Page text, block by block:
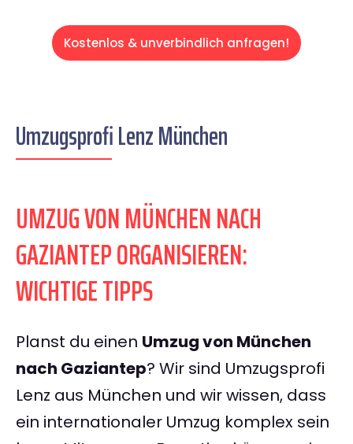
Kostenlos & unverbindlich anfragen!
Umzugsprofi Lenz München
UMZUG VON MÜNCHEN NACH
GAZIANTEP ORGANISIEREN:
WICHTIGE TIPPS
Planst du einen Umzug von München
nach Gaziantep? Wir sind Umzugsprofi
Lenz aus München und wir wissen, dass
ein internationaler Umzug komplex sein